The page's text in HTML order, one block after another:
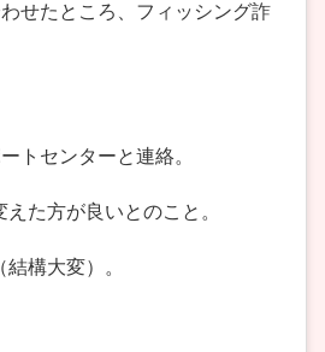
せたところ、フィッシング詐
トセンターと連絡。
た方が良いとのこと。
構大変）。